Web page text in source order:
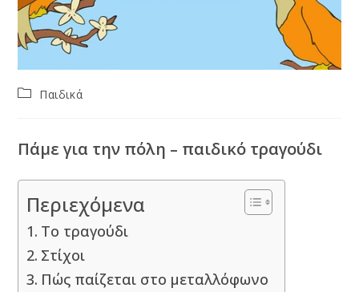
PostΠαιδικά
Πάμε για την πόλη – παιδικό τραγούδι
Περιεχόμενα
Το τραγούδι
Στίχοι
Πώς παίζεται στο μεταλλόφωνο